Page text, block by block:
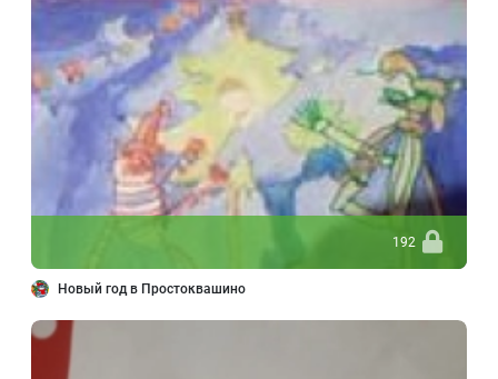
192
Новый год в Простоквашино